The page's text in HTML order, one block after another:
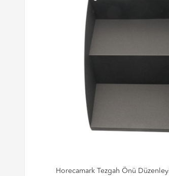
Horecamark Tezgah Önü